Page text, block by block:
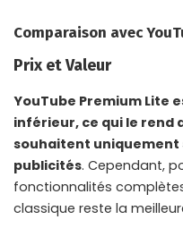
Comparaison avec
Prix et Valeur
YouTube Premium Lite
inférieur, ce qui le
souhaitent uniquement
publicités. Cependant,
fonctionnalités
classique reste la